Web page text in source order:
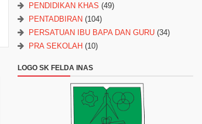
PENDIDIKAN KHAS (49)
PENTADBIRAN (104)
PERSATUAN IBU BAPA DAN GURU (34)
PRA SEKOLAH (10)
LOGO SK FELDA INAS